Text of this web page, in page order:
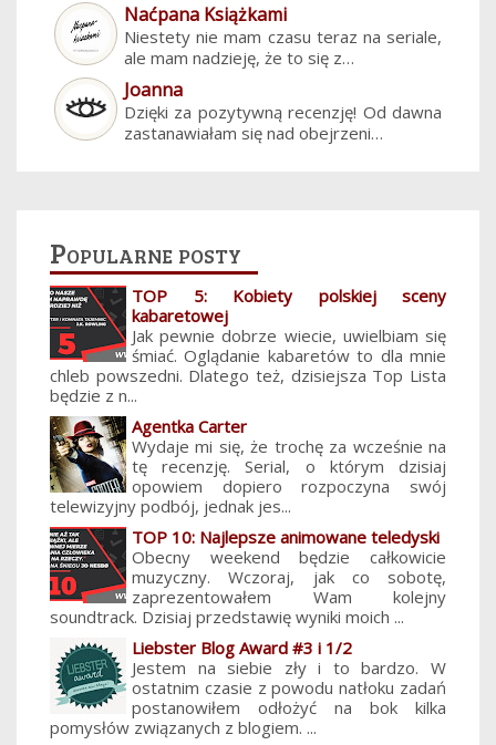
Naćpana Książkami
Niestety nie mam czasu teraz na seriale,
ale mam nadzieję, że to się z…
Joanna
Dzięki za pozytywną recenzję! Od dawna
zastanawiałam się nad obejrzeni…
Popularne posty
TOP 5: Kobiety polskiej sceny
kabaretowej
Jak pewnie dobrze wiecie, uwielbiam się
śmiać. Oglądanie kabaretów to dla mnie
chleb powszedni. Dlatego też, dzisiejsza Top Lista
będzie z n...
Agentka Carter
Wydaje mi się, że trochę za wcześnie na
tę recenzję. Serial, o którym dzisiaj
opowiem dopiero rozpoczyna swój
telewizyjny podbój, jednak jes...
TOP 10: Najlepsze animowane teledyski
Obecny weekend będzie całkowicie
muzyczny. Wczoraj, jak co sobotę,
zaprezentowałem Wam kolejny
soundtrack. Dzisiaj przedstawię wyniki moich ...
Liebster Blog Award #3 i 1/2
Jestem na siebie zły i to bardzo. W
ostatnim czasie z powodu natłoku zadań
postanowiłem odłożyć na bok kilka
pomysłów związanych z blogiem. ...